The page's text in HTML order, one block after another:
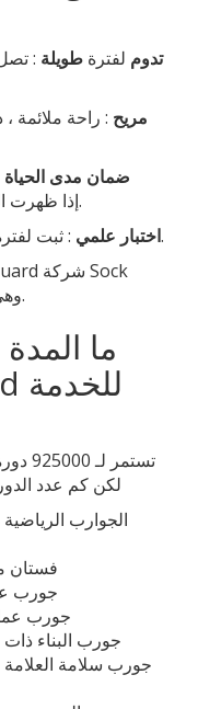
تدوم لفترة طويلة
مريح : راحة
ضمان مدى الحياة
Blueguard إذا ظهرت الثقوب في زوجك الحالي.
اختبار علمي: ثبت لفترة أطول من أي جورب آخر في السوق.
Shop ، وهي شركة تصنيع جورب عالمية.
ما
لكن كم عدد
فستان من
جورب عمل
جورب عمل
جورب البناء ذات
جورب سلامة العلامة